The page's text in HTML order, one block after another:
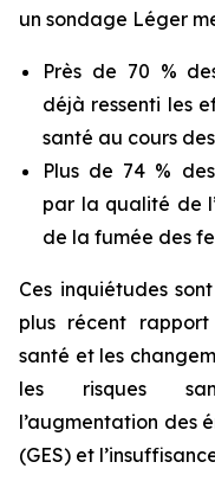
un sondage Léger
Près de 70 %
déjà ressenti les
santé au cours
Plus de 74 %
par la qualité de
de la fumée des
Ces inquiétudes
plus récent
santé et les
les risques
l’augmentation des
(GES) et